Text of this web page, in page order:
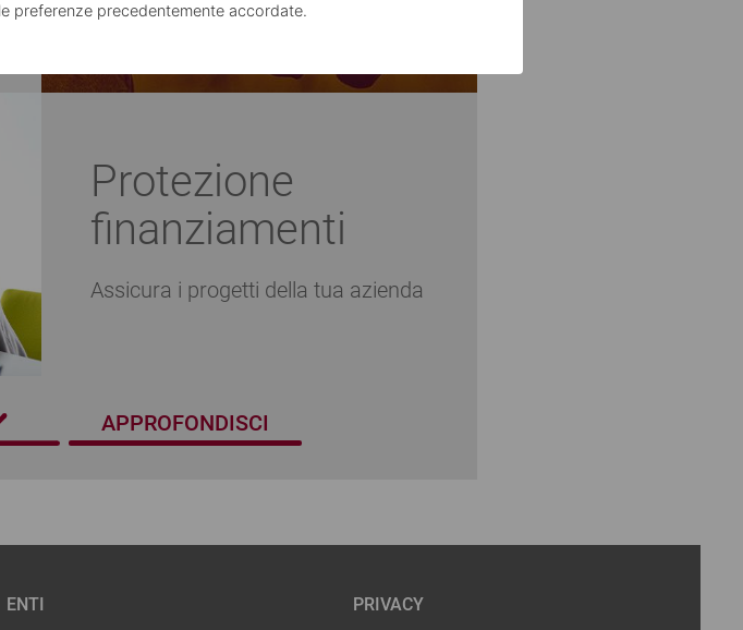
Protezione
finanziamenti
Assicura i progetti della tua azienda
APPROFONDISCI
ENTI PRIVACY
preferenze precedentemente accordate.